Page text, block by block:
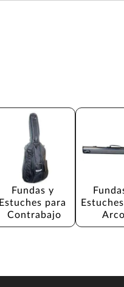
Fundas y
Estuches para
Contrabajo